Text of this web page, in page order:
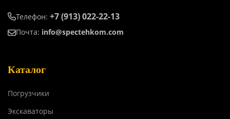
Телефон: +7 (913) 022-22-13
Почта: info@spectehkom.com
Каталог
Погрузчики
Экскаваторы